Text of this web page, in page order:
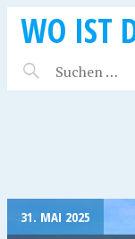
WO IST
31. MAI 2025